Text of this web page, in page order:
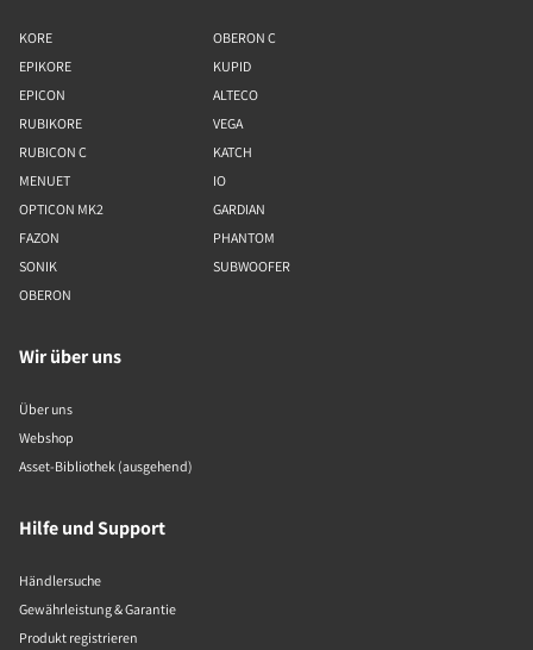
KORE
EPIKORE
EPICON
RUBIKORE
RUBICON C
MENUET
OPTICON MK2
FAZON
SONIK
OBERON
OBERON C
KUPID
ALTECO
VEGA
KATCH
IO
GARDIAN
PHANTOM
SUBWOOFER
Wir über uns
Über uns
Webshop
Asset-Bibliothek (ausgehend)
Hilfe und Support
Händlersuche
Gewährleistung & Garantie
Produkt registrieren